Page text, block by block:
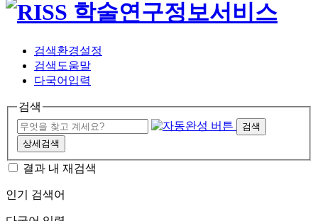
검색환경설정
검색도움말
다국어입력
검색
검색
상세검색
결과 내 재검색
인기 검색어